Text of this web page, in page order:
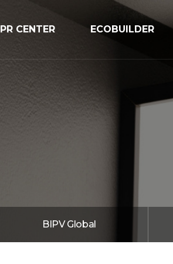
PR CENTER
공지사항
ECOBUILDER
BIPV Global